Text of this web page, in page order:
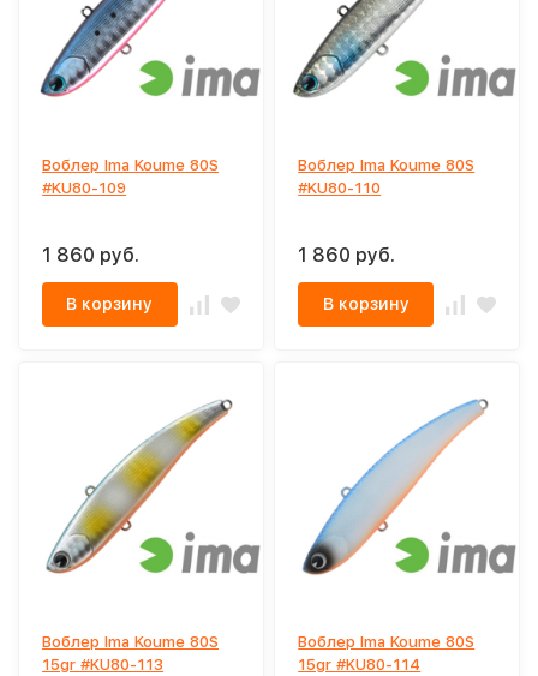
Воблер Ima Koume 80S
#KU80-109
1 860 руб.
В корзину
Воблер Ima Koume 80S
#KU80-110
1 860 руб.
В корзину
Воблер Ima Koume 80S
15gr #KU80-113
Воблер Ima Koume 80S
15gr #KU80-114